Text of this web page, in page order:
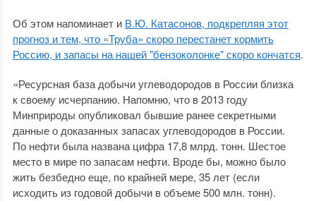
Об этом напоминает и В.Ю. Катасонов, подкрепляя этот
прогноз и тем, что «Труба» скоро перестанет кормить
Россию, и запасы на нашей "бензоколонке" скоро кончатся.
«Ресурсная база добычи углеводородов в России близка
к своему исчерпанию. Напомню, что в 2013 году
Минприроды опубликовал бывшие ранее секретными
данные о доказанных запасах углеводородов в России.
По нефти была названа цифра 17,8 млрд. тонн. Шестое
место в мире по запасам нефти. Вроде бы, можно было
жить безбедно еще, по крайней мере, 35 лет (если
исходить из годовой добычи в объеме 500 млн. тонн).